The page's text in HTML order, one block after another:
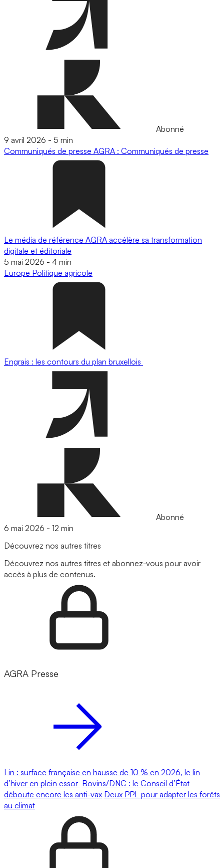
Abonné
9 avril 2026 - 5 min
Communiqués de presse AGRA : Communiqués de presse
Le média de référence AGRA accélère sa transformation
digitale et éditoriale
5 mai 2026 - 4 min
Europe Politique agricole
Engrais : les contours du plan bruxellois
Abonné
6 mai 2026 - 12 min
Découvrez nos autres titres
Découvrez nos autres titres et abonnez-vous pour avoir
accès à plus de contenus.
AGRA Presse
Lin : surface française en hausse de 10 % en 2026, le lin
d’hiver en plein essor Bovins/DNC : le Conseil d’État
déboute encore les anti-vax Deux PPL pour adapter les forêts
au climat